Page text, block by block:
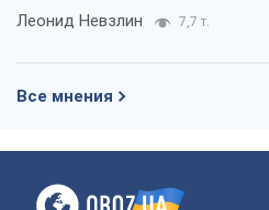
Леонид Невзлин 7,7 т.
Все мнения